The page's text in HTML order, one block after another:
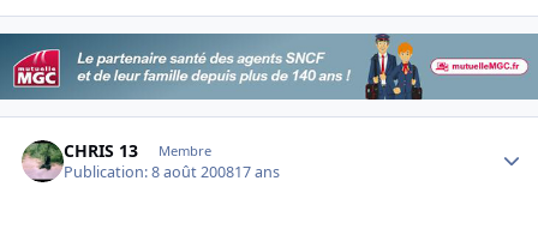
CHRIS 13 Membre
Publication:8 août 200817 ans